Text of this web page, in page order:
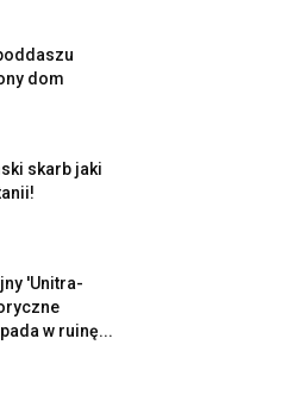
dom
skarb jaki
'Unitra-
w ruinę...